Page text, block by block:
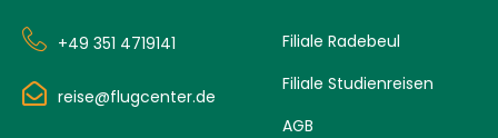
+49 351 4719141
reise@flugcenter.de
Filiale Radebeul
Filiale Studienreisen
AGB